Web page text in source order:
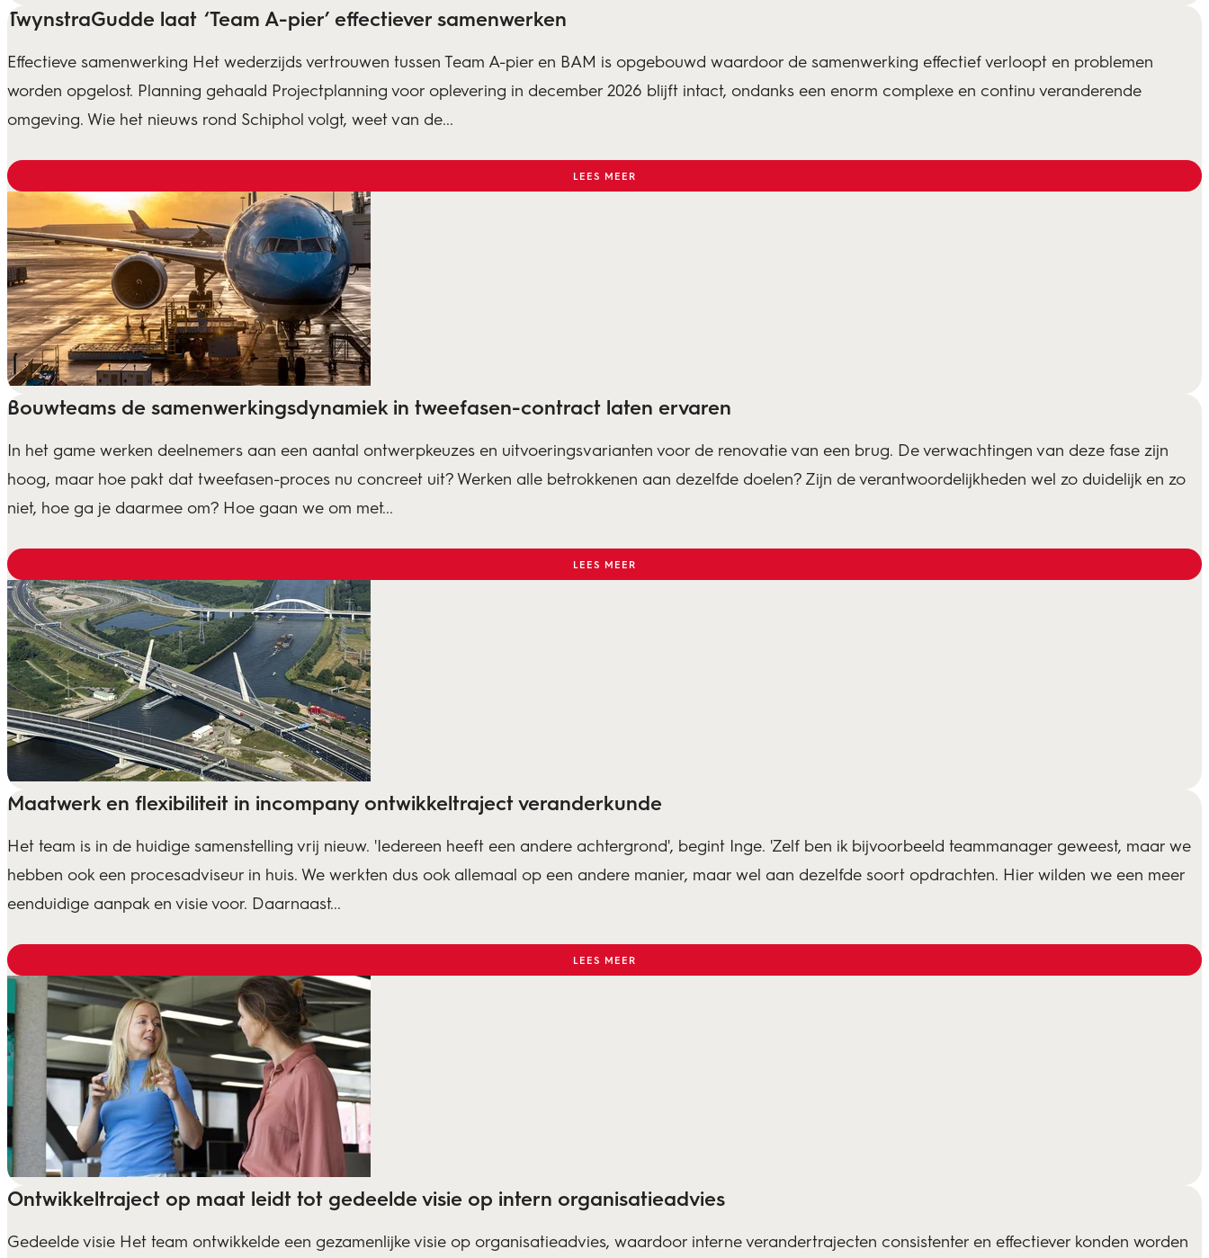
TwynstraGudde laat ‘Team A-pier’ effectiever samenwerken
Effectieve samenwerking Het wederzijds vertrouwen tussen Team A-pier en BAM is opgebouwd waardoor de samenwerking effectief verloopt en problemen
worden opgelost. Planning gehaald Projectplanning voor oplevering in december 2026 blijft intact, ondanks een enorm complexe en continu veranderende
omgeving. Wie het nieuws rond Schiphol volgt, weet van de...
LEES MEER
Bouwteams de samenwerkingsdynamiek in tweefasen-contract laten ervaren
In het game werken deelnemers aan een aantal ontwerpkeuzes en uitvoeringsvarianten voor de renovatie van een brug. De verwachtingen van deze fase zijn
hoog, maar hoe pakt dat tweefasen-proces nu concreet uit? Werken alle betrokkenen aan dezelfde doelen? Zijn de verantwoordelijkheden wel zo duidelijk en zo
niet, hoe ga je daarmee om? Hoe gaan we om met...
LEES MEER
Maatwerk en flexibiliteit in incompany ontwikkeltraject veranderkunde
Het team is in de huidige samenstelling vrij nieuw. 'Iedereen heeft een andere achtergrond', begint Inge. 'Zelf ben ik bijvoorbeeld teammanager geweest, maar we
hebben ook een procesadviseur in huis. We werkten dus ook allemaal op een andere manier, maar wel aan dezelfde soort opdrachten. Hier wilden we een meer
eenduidige aanpak en visie voor. Daarnaast...
LEES MEER
Ontwikkeltraject op maat leidt tot gedeelde visie op intern organisatieadvies
Gedeelde visie Het team ontwikkelde een gezamenlijke visie op organisatieadvies, waardoor interne verandertrajecten consistenter en effectiever konden worden